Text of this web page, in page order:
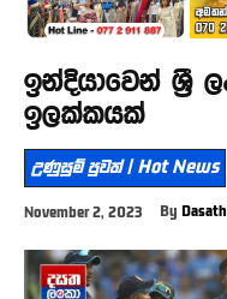
ඉන්දියාවෙන් ශ්‍රී
ඉලක්කයක්
උණුසුම් පුවත් | Hot News
November 2, 2023 By